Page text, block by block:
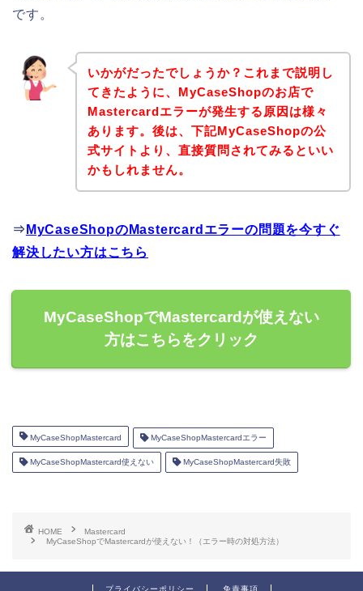
です。
いかがだったでしょうか？これまで説明し
てきたように、MyCaseShopのお店で
Mastercardエラーが発生する原因は様々
あります。後は、下記MyCaseShopの公
式サイトより、直接質問されてみるといい
かもしれません。
⇒ MyCaseShopのMastercardエラーの問題を今すぐ
解決したい方はこちら
MyCaseShopでMastercardが使えない
方はこちらをクリック
MyCaseShopMastercard MyCaseShopMastercardエラー
MyCaseShopMastercard使えない MyCaseShopMastercard失敗
HOME
Mastercard
MyCaseShopでMastercardが使えない！（エラー時の対処方法）
プライバシーポリシー 免責事項